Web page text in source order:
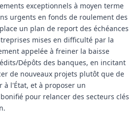
exceptionnels à moyen terme
urgents en fonds de roulement des
un plan de report des échéances
mises en difficulté par la
appelée à freiner la baisse
Dépôts des banques, en incitant
de nouveaux projets plutôt que de
à l'État, et à proposer un
pour relancer des secteurs clés